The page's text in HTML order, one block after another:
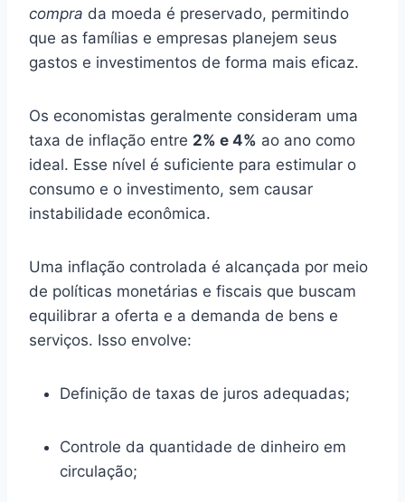
compra da moeda é preservado, permitindo
que as famílias e empresas planejem seus
gastos e investimentos de forma mais eficaz.
Os economistas geralmente consideram uma
taxa de inflação entre 2% e 4% ao ano como
ideal. Esse nível é suficiente para estimular o
consumo e o investimento, sem causar
instabilidade econômica.
Uma inflação controlada é alcançada por meio
de políticas monetárias e fiscais que buscam
equilibrar a oferta e a demanda de bens e
serviços. Isso envolve:
Definição de taxas de juros adequadas;
Controle da quantidade de dinheiro em
circulação;